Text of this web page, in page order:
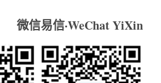
微信易信·WeChat YiXin